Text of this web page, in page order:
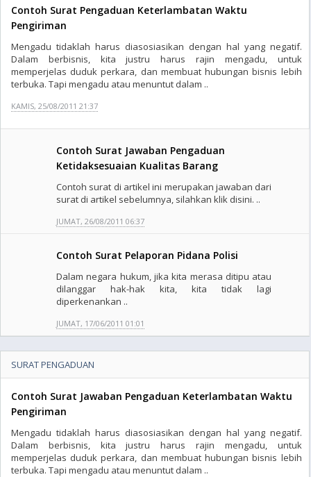
Contoh Surat Pengaduan Keterlambatan Waktu
Pengiriman
Mengadu tidaklah harus diasosiasikan dengan hal yang negatif.
Dalam berbisnis, kita justru harus rajin mengadu, untuk
memperjelas duduk perkara, dan membuat hubungan bisnis lebih
terbuka. Tapi mengadu atau menuntut dalam ..
KAMIS, 25/08/2011 21:37
Contoh Surat Jawaban Pengaduan
Ketidaksesuaian Kualitas Barang
Contoh surat di artikel ini merupakan jawaban dari
surat di artikel sebelumnya, silahkan klik disini. ..
JUMAT, 26/08/2011 06:37
Contoh Surat Pelaporan Pidana Polisi
Dalam negara hukum, jika kita merasa ditipu atau
dilanggar hak-hak kita, kita tidak lagi
diperkenankan ..
JUMAT, 17/06/2011 01:01
SURAT PENGADUAN
Contoh Surat Jawaban Pengaduan Keterlambatan Waktu
Pengiriman
Mengadu tidaklah harus diasosiasikan dengan hal yang negatif.
Dalam berbisnis, kita justru harus rajin mengadu, untuk
memperjelas duduk perkara, dan membuat hubungan bisnis lebih
terbuka. Tapi mengadu atau menuntut dalam ..